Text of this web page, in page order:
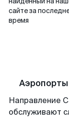
сайте за
время
Направление
обслуживают